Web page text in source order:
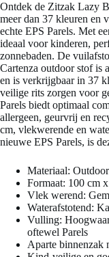
Ontdek de Zitzak Lazy
meer dan 37 kleuren en
echte EPS Parels. Met
ideaal voor kinderen,
zonnebaden. De
Cartenza outdoor stof is
en is verkrijgbaar in 37
veilige rits zorgen voor
Parels biedt optimaal
allergeen, geurvrij en
cm, vlekwerende en
nieuwe EPS Parels, is
Materiaal:
Formaat: 100 cm
Vlek werend:
Waterafstotend:
Vulling:
oftewel Parels
Aparte binnenzak